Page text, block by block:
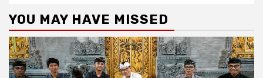
YOU MAY HAVE MISSED